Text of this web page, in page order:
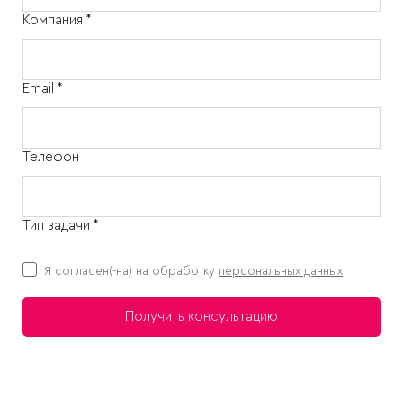
Компания *
Email *
Телефон
Тип задачи *
Получить консультацию
Я согласен(-на) на обработку персональных данных